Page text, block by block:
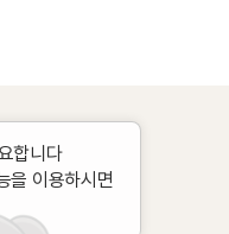
합니다
을 이용하시면